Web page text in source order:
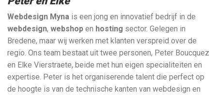
Webdesign Myna is een jong en innovatief bedrijf in de
webdesign, webshop en hosting sector. Gelegen in
Bredene, maar wij werken met klanten verspreid over de
regio. Ons team bestaat uit twee personen, Peter Boucquez
en Elke Vierstraete, beide met hun eigen specialiteiten en
expertise. Peter is het organiserende talent die perfect op
de hoogte is van de technische kanten van webdesign en